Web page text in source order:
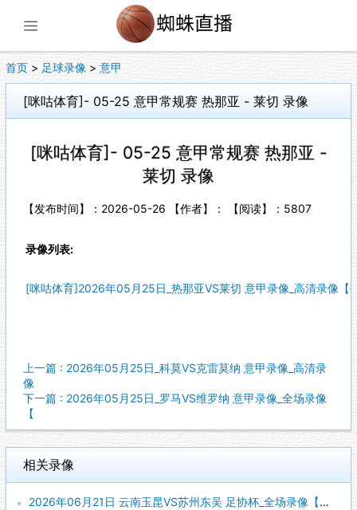
首页 > 足球录像 > 意甲
[咪咕体育]- 05-25 意甲常规赛 热那亚 - 莱切 录像
[咪咕体育]- 05-25 意甲常规赛 热那亚 -
莱切 录像
【发布时间】：2026-05-26 【作者】： 【阅读】： 5807
录像列表:
[咪咕体育]2026年05月25日_热那亚VS莱切 意甲录像_高清录像【
上一篇 : 2026年05月25日_科莫VS克雷莫纳 意甲录像_高清录
像
下一篇 : 2026年05月25日_罗马VS维罗纳 意甲录像_全场录像
【
相关录像
2026年06月21日 云南玉昆VS苏州东吴 足协杯_全场录像【全场回放】